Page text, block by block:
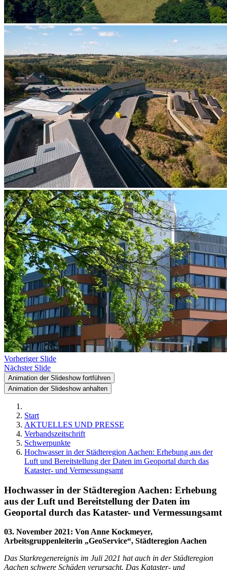
Vorheriger Slide
Nächster Slide
Animation der Slideshow fortführen
Animation der Slideshow anhalten
Start
AKTUELLES UND PRESSE
Verbandszeitschrift
Schwerpunkte
Hochwasser in der Städteregion Aachen: Erhebung aus der
Luft und Bereitstellung der Daten im Geoportal durch das
Kataster- und Vermessungsamt
Hochwasser in der Städteregion Aachen: Erhebung
aus der Luft und Bereitstellung der Daten im
Geoportal durch das Kataster- und Vermessungsamt
03. November 2021: Von Anne Kockmeyer,
Arbeitsgruppenleiterin „GeoService“, Städteregion Aachen
Das Starkregenereignis im Juli 2021 hat auch in der Städteregion
Aachen schwere Schäden verursacht. Das Kataster- und